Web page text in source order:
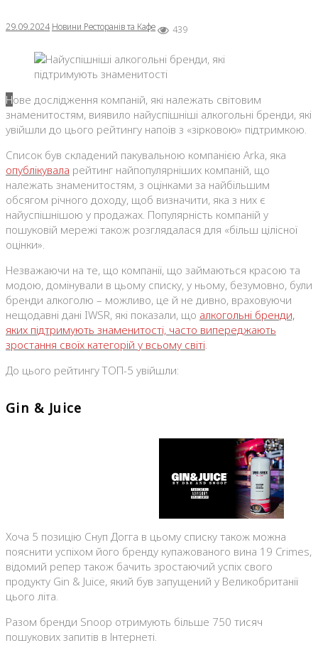
29.09.2024 Новини Ресторанів та Кафе 439
Нове дослідження компаній, які належать світовим
знаменитостям, виявило найуспішніші алкогольні бренди, які
увійшли до цього рейтингу напоїв з «зірковою» підтримкою.
Список був складений пакувальною компанією Arka, яка
опублікувала рейтинг найпопулярніших компаній, що
належать знаменитостям, з оцінками за найбільшим
обсягом річного доходу, щоб визначити, яка з них є
найуспішнішою у продажах. Популярність компаній у
пошуковій мережі також розглядалася для «більш цілісної
оцінки».
Незважаючи на те, що компанії, що займаються красою та
модою, домінували в цьому списку, у ньому, безумовно, були
бренди алкоголю – можливо, це й не дивно, враховуючи
нещодавні дані IWSR, які показали, що алкогольні бренди,
яких підтримують знаменитості, часто випереджають
зростання своїх категорій у всьому світі.
До цього рейтингу ТОП-5 увійшли:
Gin & Juice
Хоча 5 позицію Снуп Догга в цьому списку також можна
пояснити успіхом його бренду купажованого вина 19 Crimes,
відомий репер також бачить зростаючий успіх свого
продукту Gin & Juice, який був запущений у Великобританії
цього літа.
Разом бренди Snoop отримують більше 750 тисяч
пошукових запитів в Інтернеті.